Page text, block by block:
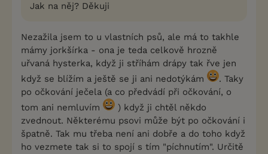
Jak na něj? Děkuji
Nezažila jsem to u vlastních psů, ale má to takhle
mámy jorkšírka - ona je teda celkově hrozně
uřvaná hysterka, když ji stříhám drápy tak řve jen
když se blížím a ještě se ji ani nedotýkám
. Taky
po očkování ječela (a co předvádí při očkování, o
tom ani nemluvím
) když ji chtěl někdo
zvednout. Některému psovi může být po očkování i
špatně. Tak mu třeba není ani dobře a do toho když
ho vezmete tak si to spojí s tím "píchnutím". Určitě